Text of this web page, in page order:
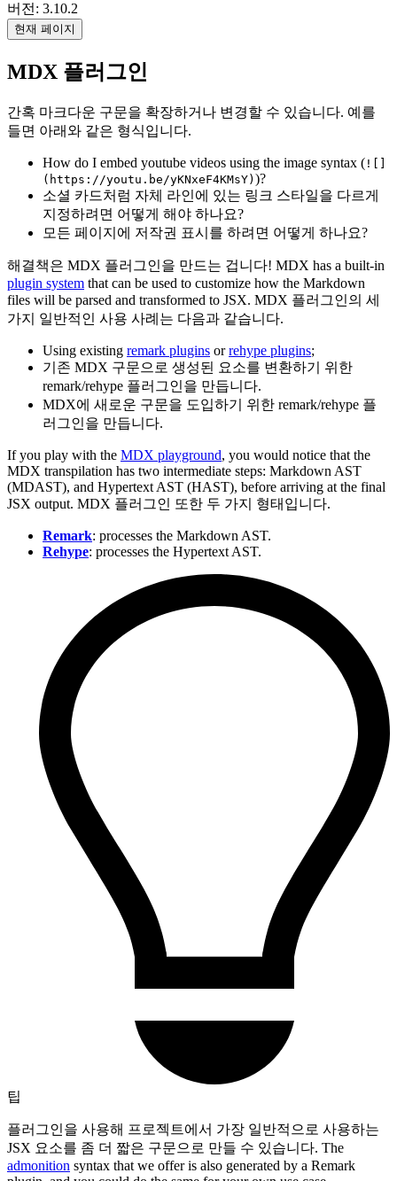
버전: 3.10.2
현재 페이지
MDX 플러그인
간혹 마크다운 구문을 확장하거나 변경할 수 있습니다. 예를
들면 아래와 같은 형식입니다.
How do I embed youtube videos using the image syntax ( ![]
(https://youtu.be/yKNxeF4KMsY) )?
소셜 카드처럼 자체 라인에 있는 링크 스타일을 다르게
지정하려면 어떻게 해야 하나요?
모든 페이지에 저작권 표시를 하려면 어떻게 하나요?
해결책은 MDX 플러그인을 만드는 겁니다! MDX has a built-in
plugin system that can be used to customize how the Markdown
files will be parsed and transformed to JSX. MDX 플러그인의 세
가지 일반적인 사용 사례는 다음과 같습니다.
Using existing remark plugins orrehype plugins;
기존 MDX 구문으로 생성된 요소를 변환하기 위한
remark/rehype 플러그인을 만듭니다.
MDX에 새로운 구문을 도입하기 위한 remark/rehype 플
러그인을 만듭니다.
If you play with the MDX playground, you would notice that the
MDX transpilation has two intermediate steps: Markdown AST
(MDAST), and Hypertext AST (HAST), before arriving at the final
JSX output. MDX 플러그인 또한 두 가지 형태입니다.
Remark: processes the Markdown AST.
Rehype: processes the Hypertext AST.
팁
플러그인을 사용해 프로젝트에서 가장 일반적으로 사용하는
JSX 요소를 좀 더 짧은 구문으로 만들 수 있습니다. The
admonition syntax that we offer is also generated by a Remark